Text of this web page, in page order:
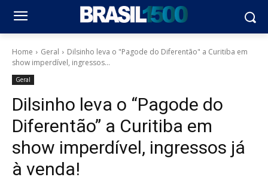
Home Geral
Dilsinho leva o "Pagode do Diferentão" a Curitiba em
show imperdível, ingressos...
Geral
Dilsinho leva o “Pagode do
Diferentão” a Curitiba em
show imperdível, ingressos já
à venda!